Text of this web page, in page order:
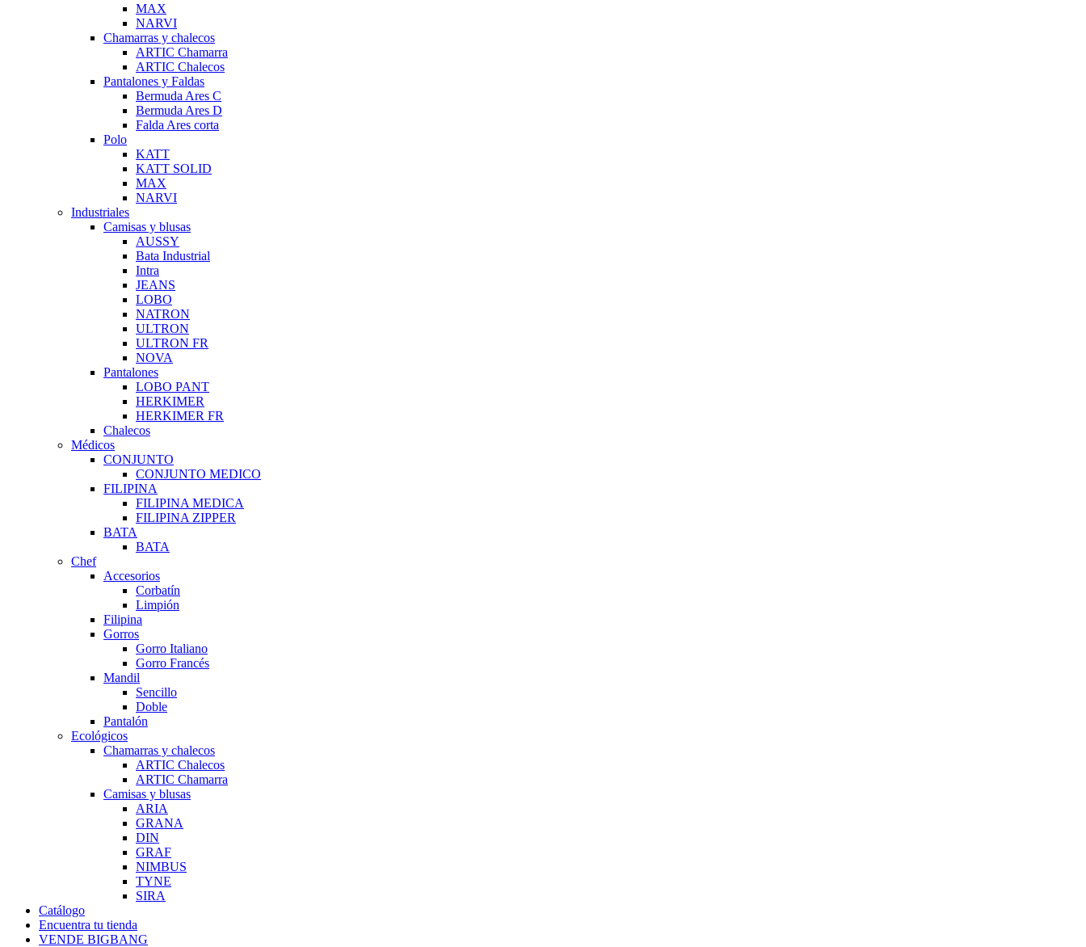
MAX
NARVI
Chamarras y chalecos
ARTIC Chamarra
ARTIC Chalecos
Pantalones y Faldas
Bermuda Ares C
Bermuda Ares D
Falda Ares corta
Polo
KATT
KATT SOLID
MAX
NARVI
Industriales
Camisas y blusas
AUSSY
Bata Industrial
Intra
JEANS
LOBO
NATRON
ULTRON
ULTRON FR
NOVA
Pantalones
LOBO PANT
HERKIMER
HERKIMER FR
Chalecos
Médicos
CONJUNTO
CONJUNTO MEDICO
FILIPINA
FILIPINA MEDICA
FILIPINA ZIPPER
BATA
BATA
Chef
Accesorios
Corbatín
Limpión
Filipina
Gorros
Gorro Italiano
Gorro Francés
Mandil
Sencillo
Doble
Pantalón
Ecológicos
Chamarras y chalecos
ARTIC Chalecos
ARTIC Chamarra
Camisas y blusas
ARIA
GRANA
DIN
GRAF
NIMBUS
TYNE
SIRA
Catálogo
Encuentra tu tienda
VENDE BIGBANG